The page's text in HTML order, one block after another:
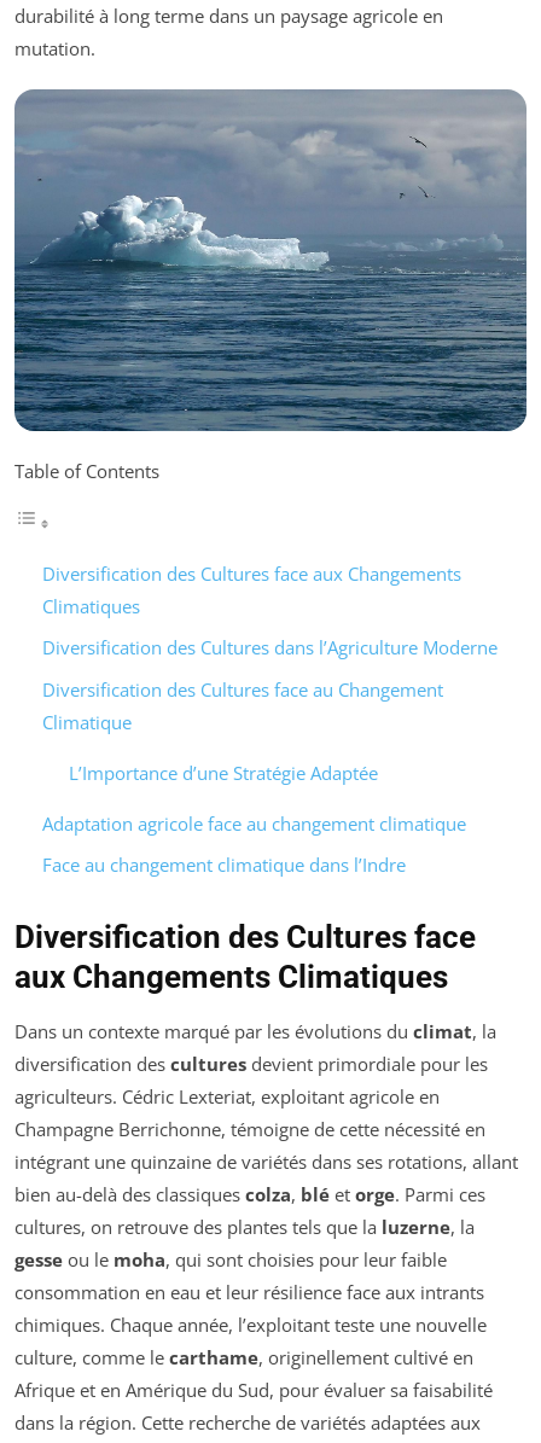
durabilité à long terme dans un paysage agricole en
mutation.
Table of Contents
Diversification des Cultures face aux Changements
Climatiques
Diversification des Cultures dans l’Agriculture Moderne
Diversification des Cultures face au Changement
Climatique
L’Importance d’une Stratégie Adaptée
Adaptation agricole face au changement climatique
Face au changement climatique dans l’Indre
Diversification des Cultures face
aux Changements Climatiques
Dans un contexte marqué par les évolutions du climat, la
diversification des cultures devient primordiale pour les
agriculteurs. Cédric Lexteriat, exploitant agricole en
Champagne Berrichonne, témoigne de cette nécessité en
intégrant une quinzaine de variétés dans ses rotations, allant
bien au-delà des classiques colza, blé et orge. Parmi ces
cultures, on retrouve des plantes tels que la luzerne, la
gesse ou le moha, qui sont choisies pour leur faible
consommation en eau et leur résilience face aux intrants
chimiques. Chaque année, l’exploitant teste une nouvelle
culture, comme le carthame, originellement cultivé en
Afrique et en Amérique du Sud, pour évaluer sa faisabilité
dans la région. Cette recherche de variétés adaptées aux